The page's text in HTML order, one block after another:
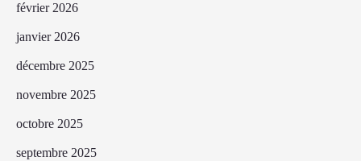
février 2026
janvier 2026
décembre 2025
novembre 2025
octobre 2025
septembre 2025